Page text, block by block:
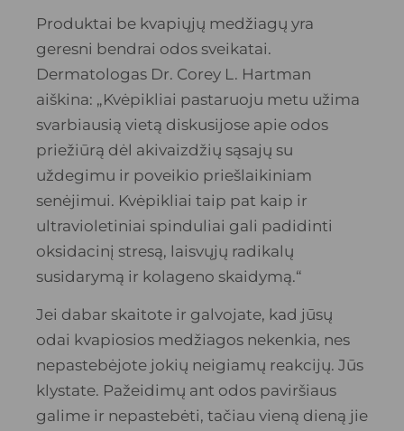
Produktai be kvapiųjų medžiagų yra
geresni bendrai odos sveikatai.
Dermatologas Dr. Corey L. Hartman
aiškina: „Kvėpikliai pastaruoju metu užima
svarbiausią vietą diskusijose apie odos
priežiūrą dėl akivaizdžių sąsajų su
uždegimu ir poveikio priešlaikiniam
senėjimui. Kvėpikliai taip pat kaip ir
ultravioletiniai spinduliai gali padidinti
oksidacinį stresą, laisvųjų radikalų
susidarymą ir kolageno skaidymą.“
Jei dabar skaitote ir galvojate, kad jūsų
odai kvapiosios medžiagos nekenkia, nes
nepastebėjote jokių neigiamų reakcijų. Jūs
klystate. Pažeidimų ant odos paviršiaus
galime ir nepastebėti, tačiau vieną dieną jie